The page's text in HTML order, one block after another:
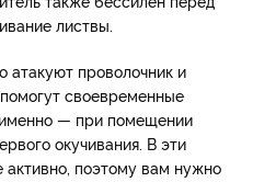
листвы.
атакуют проволочник и
своевременные
— при помещении
окучивания. В эти
поэтому вам нужно